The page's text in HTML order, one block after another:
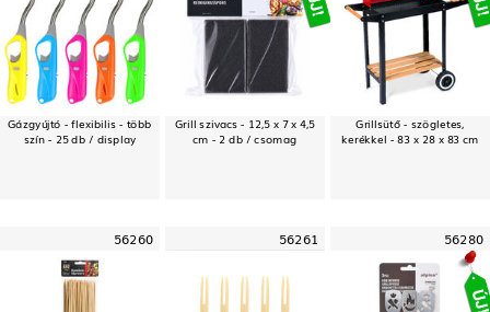
Gázgyújtó - flexibilis - több
szín - 25 db / display
Grill szivacs - 12,5 x 7 x 4,5
cm - 2 db / csomag
Grillsütő - szögletes,
kerékkel - 83 x 28 x 83 cm
56260 56261 56280